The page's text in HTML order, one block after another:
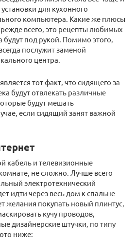
для кухонного
компьютера. Какие же плюсы
всего, это рецепты любимых
будут под рукой. Помимо этого,
послужит заменой
центра.
тот факт, что сидящего за
будут отвлекать различные
будут мешать
если сидящий занят важной
кабель и телевизионные
не сложно. Лучше всего
электротехнический
идти через весь дом к спальне
желания покупать новый плинтус,
кучу проводов,
дизайнерские штучки, по типу
ниже: